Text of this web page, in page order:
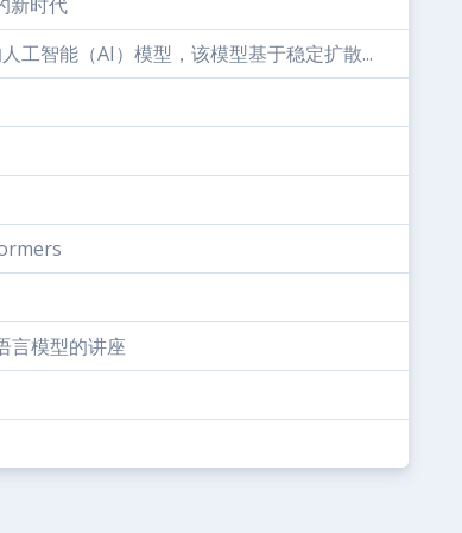
工智能（AI）模型，该模型基于稳定扩散...
言模型的讲座